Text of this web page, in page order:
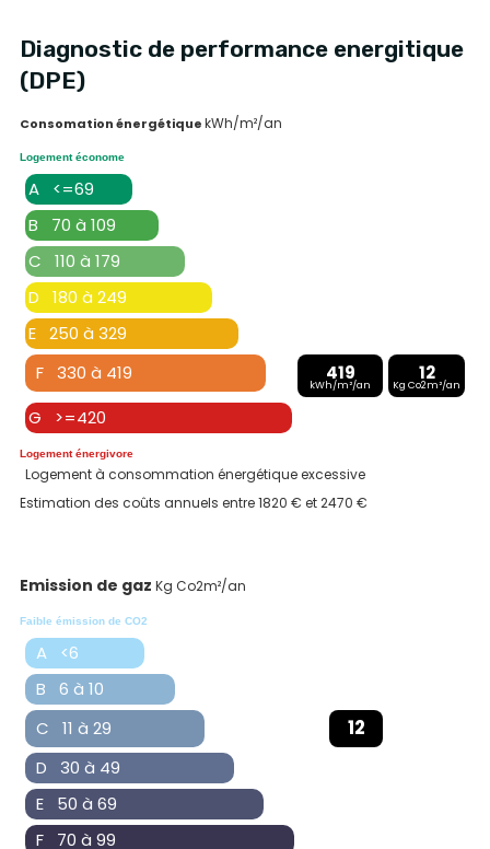
Diagnostic de performance energitique
(DPE)
Consomation énergétiquekWh/m²/an
Logement économe
A <=69
B 70 à 109
C 110 à 179
D 180 à 249
E 250 à 329
F 330 à 419
419
kWh/m²/an
12
Kg Co2m²/an
G >=420
Logement énergivore
Logement à consommation énergétique excessive
Estimation des coûts annuels entre 1820 € et 2470 €
Emission de gaz Kg Co2m²/an
Faible émission de CO2
A <6
B 6 à 10
C 11 à 29
12
D 30 à 49
E 50 à 69
F 70 à 99